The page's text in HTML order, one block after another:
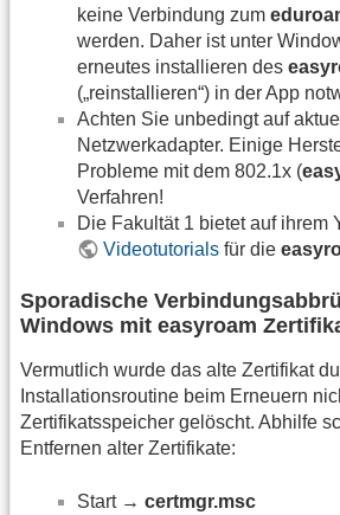
keine Verbindung zum
werden. Daher ist unter
erneutes installieren des
(„reinstallieren“) in der App
Achten Sie unbedingt auf
Netzwerkadapter. Einige
Probleme mit dem 802.1x (
Verfahren!
Die Fakultät 1 bietet auf ihrem
Videotutorials für die
Sporadische
Windows mit easyroam
Vermutlich wurde das alte Zertifikat
Installationsroutine beim Erneuern
Zertifikatsspeicher gelöscht. Abhilfe
Entfernen alter Zertifikate:
Start → certmgr.msc